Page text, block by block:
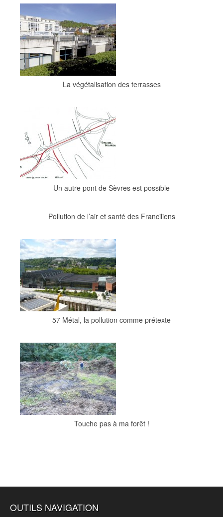
La végétalisation des terrasses
Un autre pont de Sèvres est possible
Pollution de l’air et santé des Franciliens
57 Métal, la pollution comme prétexte
Touche pas à ma forêt !
OUTILS NAVIGATION